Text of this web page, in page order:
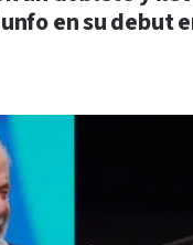
en su debut